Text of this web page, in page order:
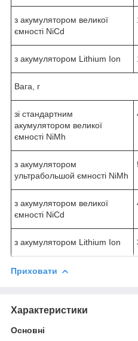
з акумулятором великої
ємності NiCd
з акумулятором Lithium Ion
Вага, г
зі стандартним
акумулятором великої
ємності NiMh
з акумулятором
ультрабольшой ємності NiMh
з акумулятором великої
ємності NiCd
з акумулятором Lithium Ion
Приховати
Характеристики
Основні